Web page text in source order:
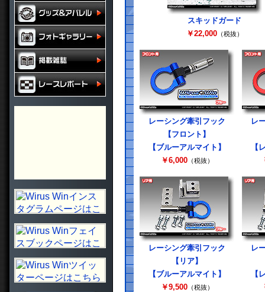
スキッドガード
￥22,000（税抜）
レーシング牽引フック
【フロント】
【ブルーアルマイト】
￥6,000（税抜）
レ
【
レーシング牽引フック
【リア】
【ブルーアルマイト】
￥9,500（税抜）
レ
【